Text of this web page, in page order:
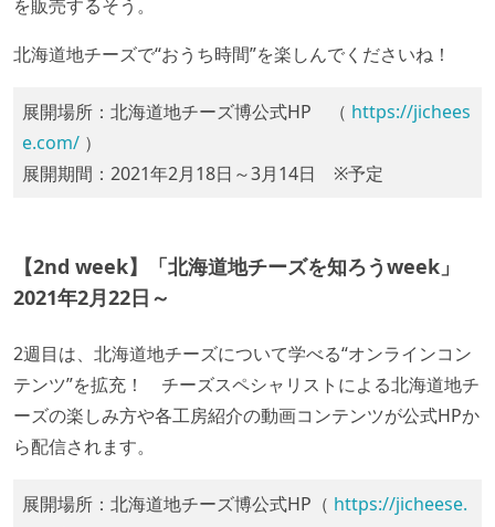
を販売するそう。
北海道地チーズで“おうち時間”を楽しんでくださいね！
展開場所：北海道地チーズ博公式HP （ https://jichees
e.com/ ）
展開期間：2021年2月18日～3月14日 ※予定
【2nd week】「北海道地チーズを知ろうweek」
2021年2月22日～
2週目は、北海道地チーズについて学べる“オンラインコン
テンツ”を拡充！ チーズスペシャリストによる北海道地チ
ーズの楽しみ方や各工房紹介の動画コンテンツが公式HPか
ら配信されます。
展開場所：北海道地チーズ博公式HP（ https://jicheese.